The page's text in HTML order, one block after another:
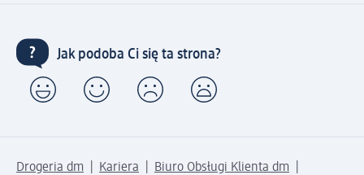
Jak podoba Ci się ta strona?
Drogeria dm Kariera
Biuro Obsługi Klienta dm